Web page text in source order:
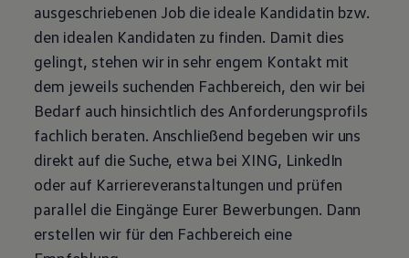
ausgeschriebenen Job die ideale Kandidatin bzw.
den idealen Kandidaten zu finden. Damit dies
gelingt, stehen wir in sehr engem Kontakt mit
dem jeweils suchenden Fachbereich, den wir bei
Bedarf auch hinsichtlich des Anforderungsprofils
fachlich beraten. Anschließend begeben wir uns
direkt auf die Suche, etwa bei XING, LinkedIn
oder auf Karriereveranstaltungen und prüfen
parallel die Eingänge Eurer Bewerbungen. Dann
erstellen wir für den Fachbereich eine